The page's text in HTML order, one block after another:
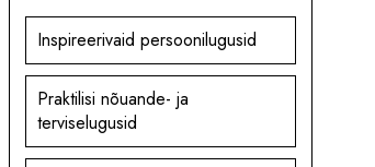
Inspireerivaid persoonilugusid
Praktilisi nõuande- ja
terviselugusid